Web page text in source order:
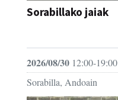
Sorabillako jaiak
2026/08/30 12:00-19:00
Sorabilla, Andoain